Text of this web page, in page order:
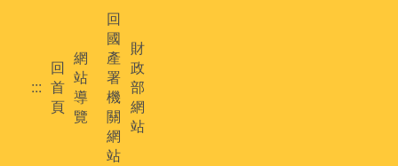
:::
回
首
頁
網
站
導
覽
回
國
產
署
機
關
網
站
財
政
部
網
站